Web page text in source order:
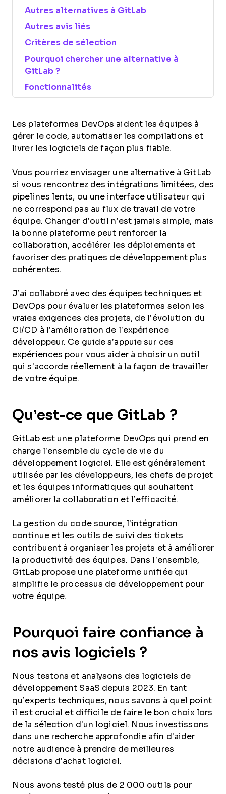
Autres alternatives à GitLab
Autres avis liés
Critères de sélection
Pourquoi chercher une alternative à
GitLab ?
Fonctionnalités
Les plateformes DevOps aident les équipes à
gérer le code, automatiser les compilations et
livrer les logiciels de façon plus fiable.
Vous pourriez envisager une alternative à GitLab
si vous rencontrez des intégrations limitées, des
pipelines lents, ou une interface utilisateur qui
ne correspond pas au flux de travail de votre
équipe. Changer d’outil n’est jamais simple, mais
la bonne plateforme peut renforcer la
collaboration, accélérer les déploiements et
favoriser des pratiques de développement plus
cohérentes.
J’ai collaboré avec des équipes techniques et
DevOps pour évaluer les plateformes selon les
vraies exigences des projets, de l’évolution du
CI/CD à l’amélioration de l’expérience
développeur. Ce guide s’appuie sur ces
expériences pour vous aider à choisir un outil
qui s’accorde réellement à la façon de travailler
de votre équipe.
Qu’est-ce que GitLab ?
GitLab est une plateforme DevOps qui prend en
charge l’ensemble du cycle de vie du
développement logiciel. Elle est généralement
utilisée par les développeurs, les chefs de projet
et les équipes informatiques qui souhaitent
améliorer la collaboration et l’efficacité.
La gestion du code source, l’intégration
continue et les outils de suivi des tickets
contribuent à organiser les projets et à améliorer
la productivité des équipes. Dans l’ensemble,
GitLab propose une plateforme unifiée qui
simplifie le processus de développement pour
votre équipe.
Pourquoi faire confiance à
nos avis logiciels ?
Nous testons et analysons des logiciels de
développement SaaS depuis 2023. En tant
qu’experts techniques, nous savons à quel point
il est crucial et difficile de faire le bon choix lors
de la sélection d’un logiciel. Nous investissons
dans une recherche approfondie afin d’aider
notre audience à prendre de meilleures
décisions d’achat logiciel.
Nous avons testé plus de 2 000 outils pour